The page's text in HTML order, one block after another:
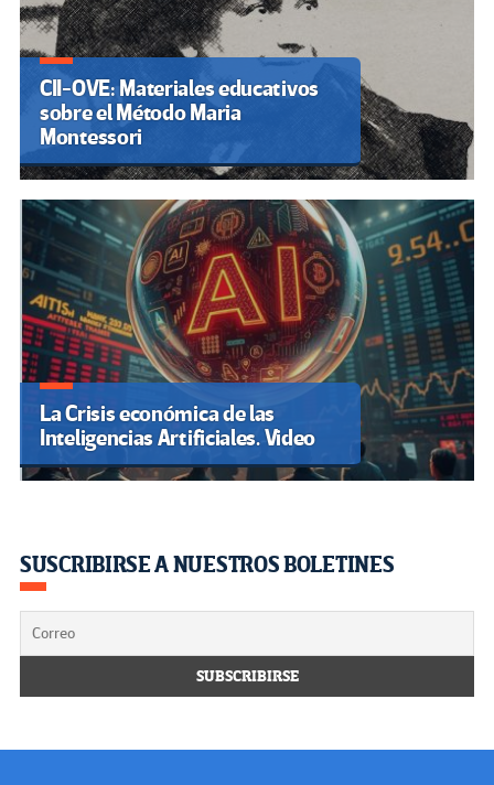
CII-OVE: Materiales educativos
sobre el Método Maria
Montessori
La Crisis económica de las
Inteligencias Artificiales. Video
SUSCRIBIRSE A NUESTROS BOLETINES